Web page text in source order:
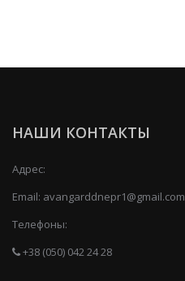
НАШИ КОНТАКТЫ
Адрес:
Email: avangarddnepr1@gmail.com
Телефоны:
+38 (050) 042 24 28